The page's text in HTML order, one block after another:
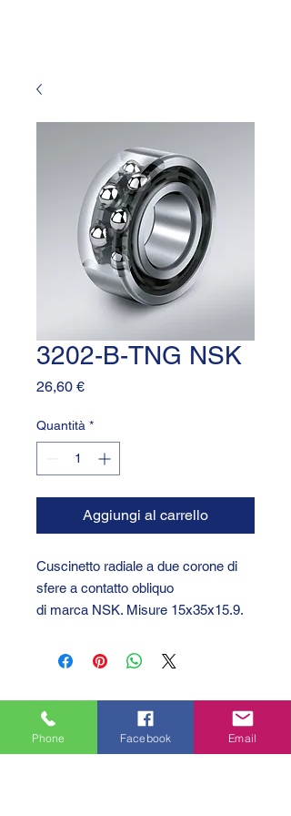
3202-B-TNG NSK
26,60 €Prezzo
Quantità *
Aggiungi al carrello
Cuscinetto radiale a due corone di
sfere a contatto obliquo
di marca NSK. Misure 15x35x15.9.
Phone Facebook Email